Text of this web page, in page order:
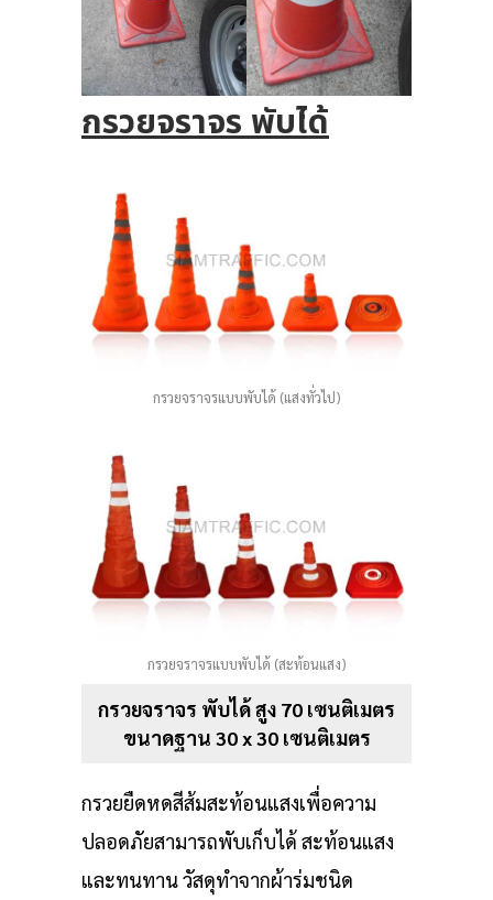
กรวยจราจร พับได้
กรวยจราจรแบบพับได้ (แสงทั่วไป)
กรวยจราจรแบบพับได้ (สะท้อนแสง)
กรวยจราจร พับได้ สูง 70 เซนติเมตร
ขนาดฐาน 30 x 30 เซนติเมตร
กรวยยืดหดสีส้มสะท้อนแสงเพื่อความ
ปลอดภัยสามารถพับเก็บได้ สะท้อนแสง
และทนทาน วัสดุทำจากผ้าร่มชนิด